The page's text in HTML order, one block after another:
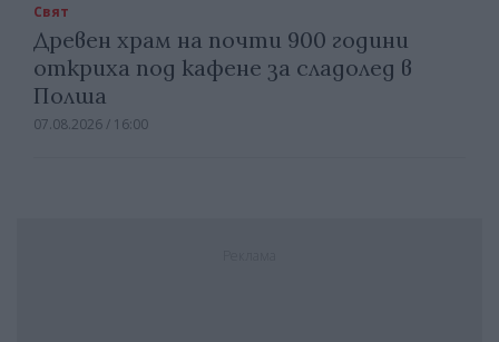
Свят
Древен храм на почти 900 години
откриха под кафене за сладолед в
Полша
07.08.2026 / 16:00